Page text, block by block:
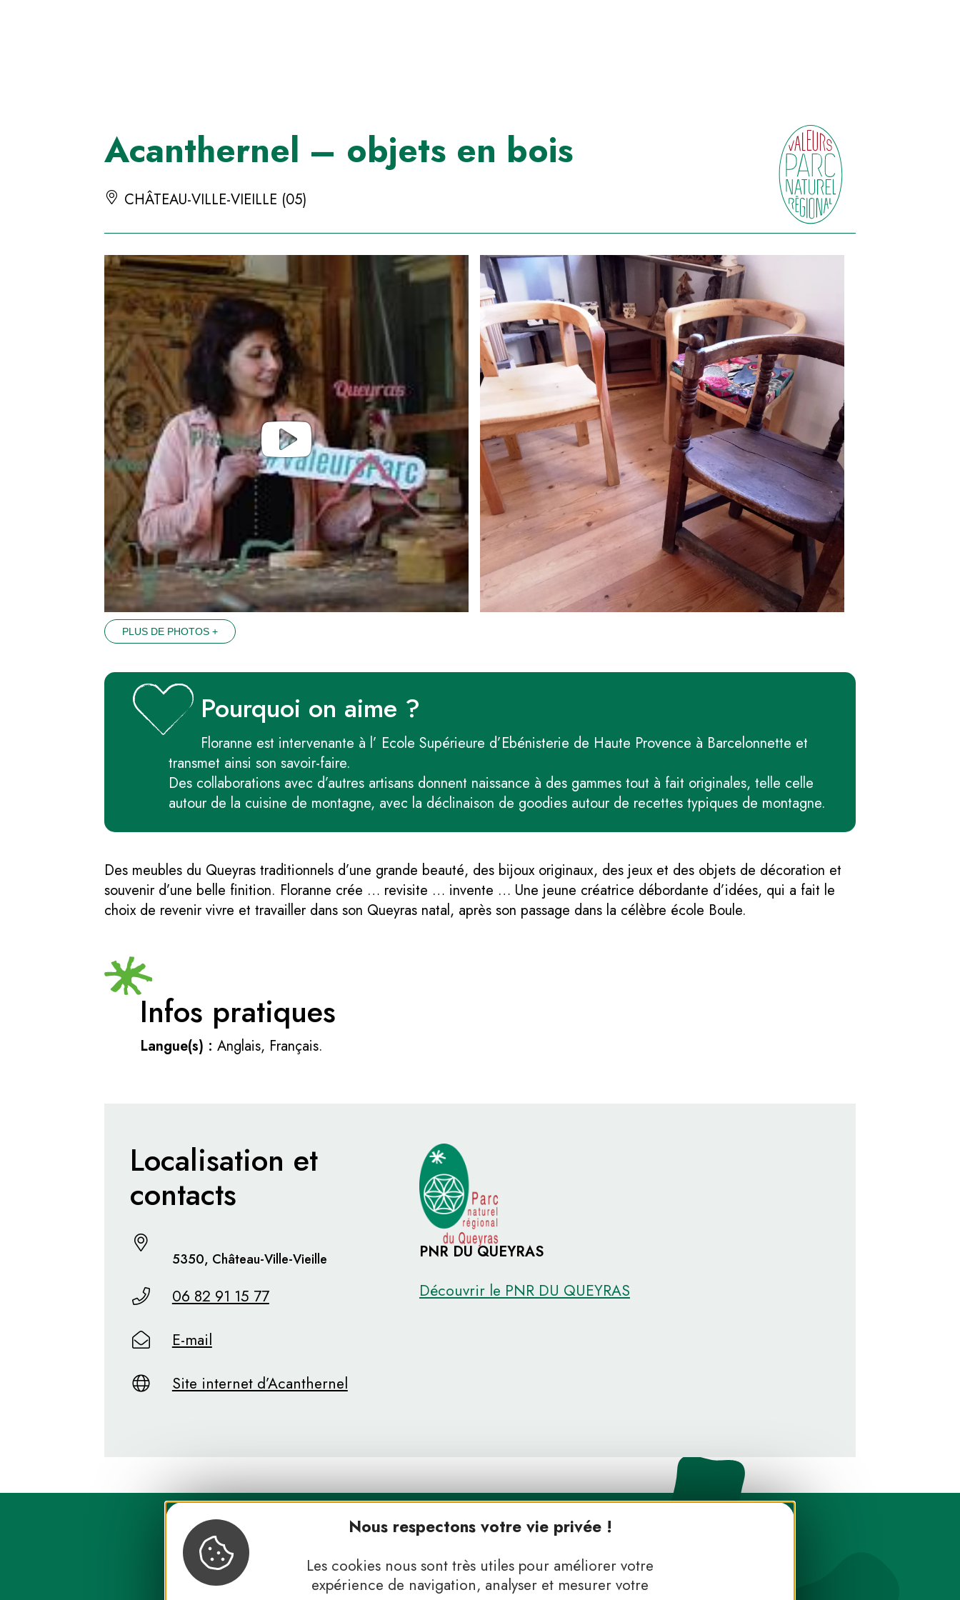
Nous respectons votre vie privée !
Les cookies nous sont très utiles pour améliorer votre
expérience de navigation, analyser et mesurer votre
Acanthernel – objets en bois
CHÂTEAU-VILLE-VIEILLE (05)
PLUS DE PHOTOS +
Pourquoi on aime ?
Floranne est intervenante à l’ Ecole Supérieure d’Ebénisterie de Haute Provence à Barcelonnette et
transmet ainsi son savoir-faire.
Des collaborations avec d’autres artisans donnent naissance à des gammes tout à fait originales, telle celle
autour de la cuisine de montagne, avec la déclinaison de goodies autour de recettes typiques de montagne.
Des meubles du Queyras traditionnels d’une grande beauté, des bijoux originaux, des jeux et des objets de décoration et
souvenir d’une belle finition. Floranne crée … revisite … invente … Une jeune créatrice débordante d’idées, qui a fait le
choix de revenir vivre et travailler dans son Queyras natal, après son passage dans la célèbre école Boule.
Infos pratiques
Langue(s) : Anglais, Français.
Localisation et
contacts
5350, Château-Ville-Vieille
06 82 91 15 77
E-mail
Site internet d’Acanthernel
PNR DU QUEYRAS
Découvrir le PNR DU QUEYRAS